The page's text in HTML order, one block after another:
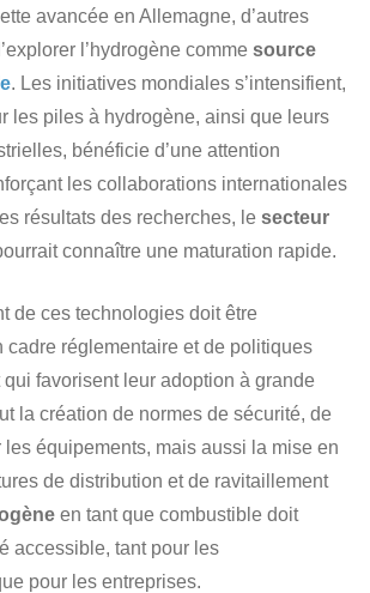
avancée en Allemagne, d’autres
l’hydrogène comme source
. Les initiatives mondiales s’intensifient,
les piles à hydrogène, ainsi que leurs
bénéficie d’une attention
les collaborations internationales
résultats des recherches, le secteur
connaître une maturation rapide.
de ces technologies doit être
cadre réglementaire et de politiques
qui favorisent leur adoption à grande
la création de normes de sécurité, de
équipements, mais aussi la mise en
de distribution et de ravitaillement
en tant que combustible doit
accessible, tant pour les
pour les entreprises.